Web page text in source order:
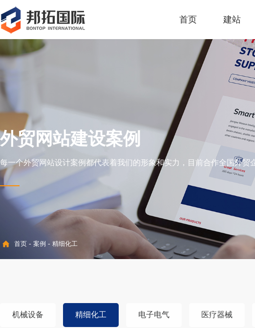
首页 建站
外贸网站建设案例
每一个外贸网站设计案例都代表着我们的形象和实力，目前合作全国外贸
首页 - 案例 - 精细化工
机械设备 精细化工 电子电气 医疗器械